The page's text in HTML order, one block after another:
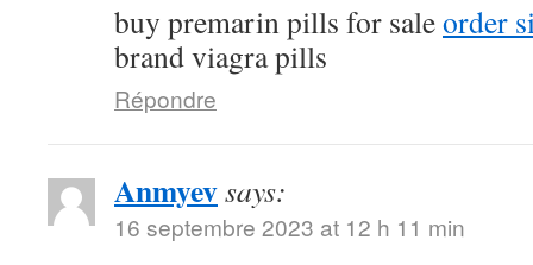
buy premarin pills for saleorder
brand viagra pills
Répondre
Anmyevsays:
16 septembre 2023 at 12 h 11 min